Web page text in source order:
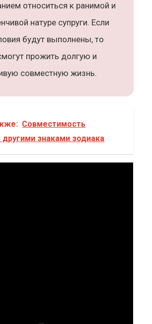
относиться к ранимой и
натуре супруги. Если
будут выполнены, то
прожить долгую и
совместную жизнь.
Совместимость
другими знаками зодиака